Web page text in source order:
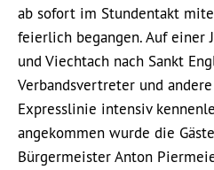
ab sofort im Stundentakt
feierlich begangen. Auf einer
und Viechtach nach Sankt
Verbandsvertreter und
Expresslinie intensiv
angekommen wurde die
Bürgermeister Anton